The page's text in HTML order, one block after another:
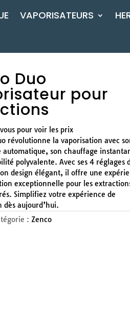
VAPORISATEURS
Duo
pour
pour voir les prix
révolutionne la vaporisation avec
automatique, son chauffage
polyvalente. Avec ses 4 réglages
design élégant, il offre une
exceptionnelle pour les
Simplifiez votre expérience de
dès aujourd’hui.
:Zenco